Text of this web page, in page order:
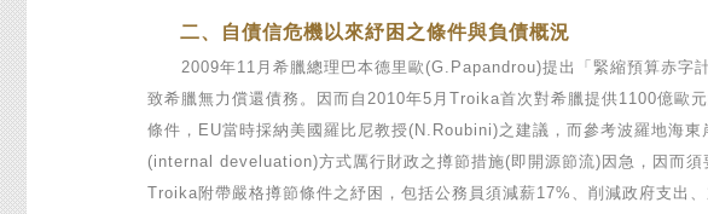
二、自債信危機以來紓困之條件與負債概況
2009年11月希臘總理巴本德里歐(G.Papandrou)提出「緊縮預算赤字
致希臘無力償還債務。因而自2010年5月Troika首次對希臘提供1100億歐
條件，EU當時採納美國羅比尼教授(N.Roubini)之建議，而參考波羅地海
(internal develuation)方式厲行財政之撙節措施(即開源節流)因急，因而
Troika附帶嚴格撙節條件之紓困，包括公務員須減薪17%、削減政府支出